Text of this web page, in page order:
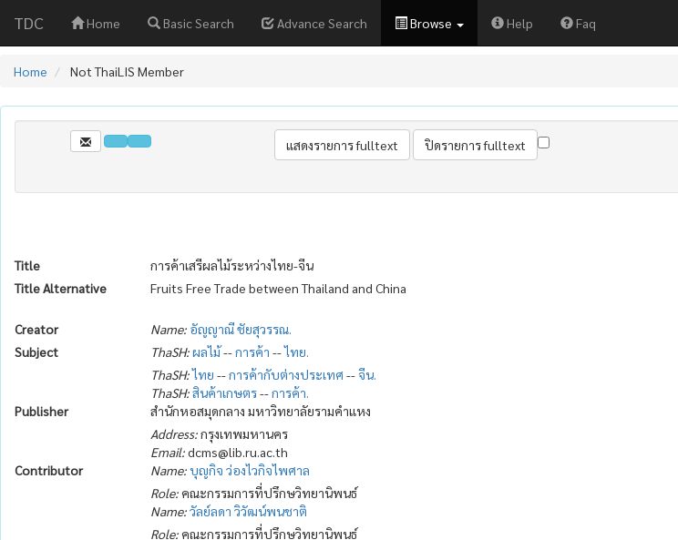
TDC Home Basic Search Advance Search Browse Help Faq
Home Not ThaiLIS Member
Title
การค้าเสรีผลไม้ระหว่างไทย-จีน
Title Alternative
Fruits Free Trade between Thailand and China
Creator Name: อัญญาณี ชัยสุวรรณ.
Subject
ThaSH:ผลไม้--การค้า --ไทย.
ThaSH:ไทย --การค้ากับต่างประเทศ -- จีน.
ThaSH:สินค้าเกษตร--การค้า.
Publisher
สำนักหอสมุดกลาง มหาวิทยาลัยรามคำแหง
Address:กรุงเทพมหานคร
Email:dcms@lib.ru.ac.th
Contributor
Name:บุญกิจ ว่องไวกิจไพศาล
Role: คณะกรรมการที่ปรึกษวิทยานิพนธ์
Name:วัลย์ลดา วิวัฒน์พนชาติ
Role: คณะกรรมการที่ปรึกษวิทยานิพนธ์